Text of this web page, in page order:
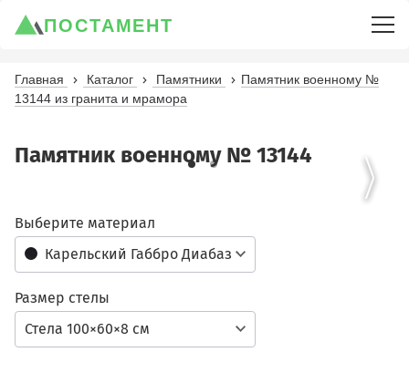
ПОСТАМЕНТ
Главная Каталог Памятники
Памятник военному №
13144 из гранита и мрамора
Памятник военному № 13144
Карельский Габбро Диабаз
Выберите материал
Стела 100×60×8 см
Размер стелы